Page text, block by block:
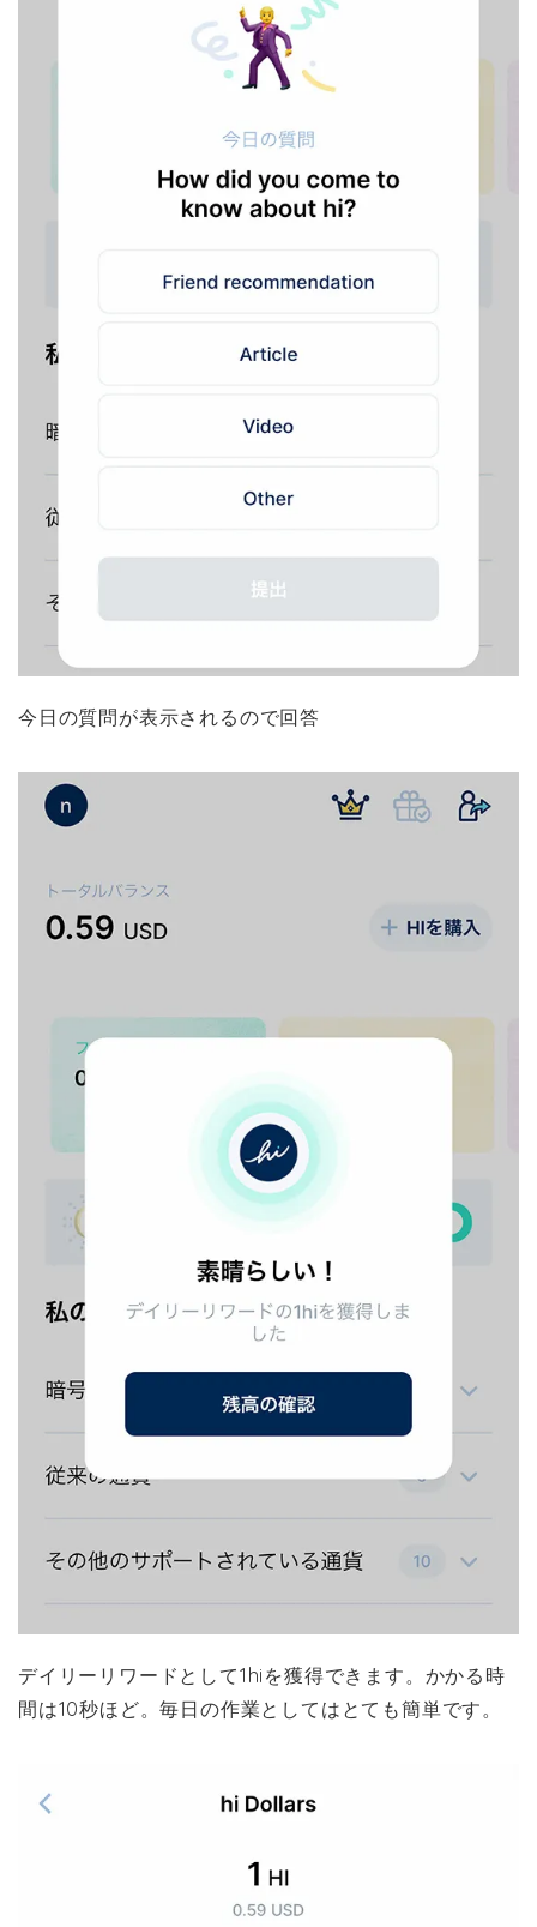
今日の質問が表示されるので回答
デイリーリワードとして1hiを獲得できます。かかる時
間は10秒ほど。毎日の作業としてはとても簡単です。